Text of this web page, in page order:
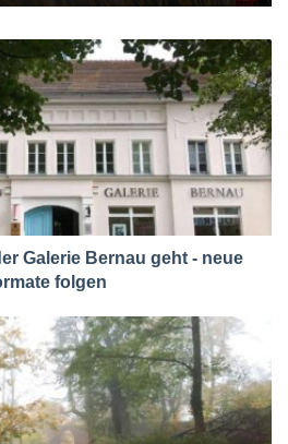
Galerie Bernau geht - neue
folgen